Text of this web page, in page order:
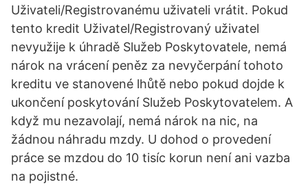
Uživateli/Registrovanému uživateli vrátit. Pokud
tento kredit Uživatel/Registrovaný uživatel
nevyužije k úhradě Služeb Poskytovatele, nemá
nárok na vrácení peněz za nevyčerpání tohoto
kreditu ve stanovené lhůtě nebo pokud dojde k
ukončení poskytování Služeb Poskytovatelem. A
když mu nezavolají, nemá nárok na nic, na
žádnou náhradu mzdy. U dohod o provedení
práce se mzdou do 10 tisíc korun není ani vazba
na pojistné.